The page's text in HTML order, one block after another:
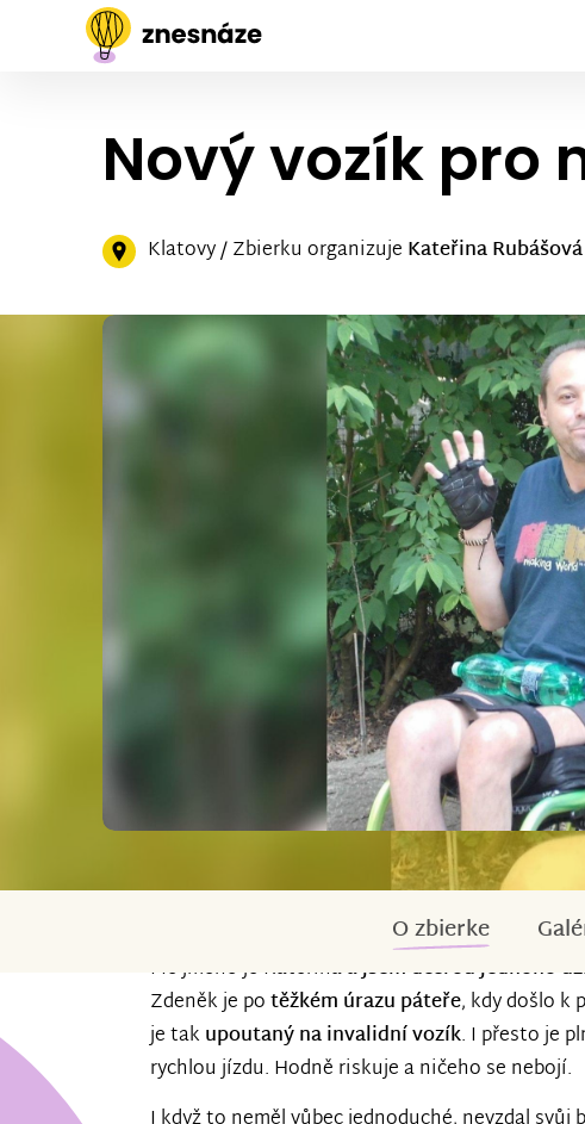
Nový vozík pro
Klatovy / Zbierku organizuje Kateřina Rubášová
O zbierke
Mé jméno je Kateřina ajsem dcerou jednoho
Zdeněk je potěžkém úrazu páteře, kdy došlo k
je tak upoutaný na invalidní vozík. I přesto je
rychlou jízdu. Hodně riskuje a ničeho se nebojí.